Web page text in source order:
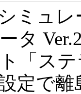
ミュ
タ
「ス
定で